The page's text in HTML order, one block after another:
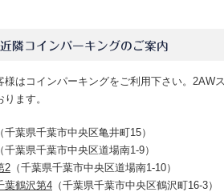
隣コインパーキングのご案内
様はコインパーキングをご利用下さい。
ます。
（千葉県千葉市中央区亀井町15）
（千葉県千葉市中央区道場南1-9）
2 （千葉県千葉市中央区道場南1-10）
葉鶴沢第4 （千葉県千葉市中央区鶴沢町16-3）